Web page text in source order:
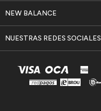
NEW BALANCE
NUESTRAS REDES SOCIALES